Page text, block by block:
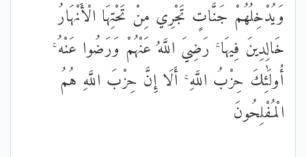
وَيُدْخِلُهُمْ جَنَّاتٍ تَجْرِي مِنْ تَحْتِهَا الْأَنْهَارُ
خَالِدِينَ فِيهَا ۚ رَضِيَ اللَّهُ عَنْهُمْ وَرَضُوا عَنْهُ ۚ
أُولَٰئِكَ حِزْبُ اللَّهِ ۚ أَلَا إِنَّ حِزْبَ اللَّهِ هُمُ
الْمُفْلِحُونَ